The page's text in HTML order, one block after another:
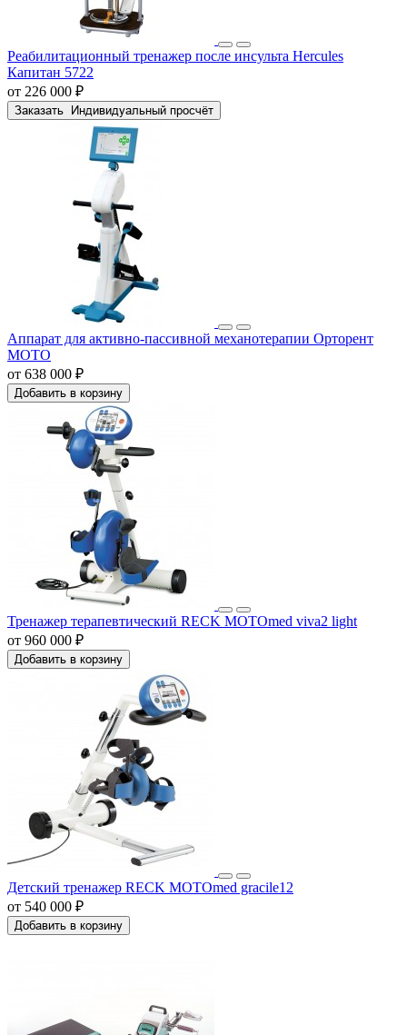
Реабилитационный тренажер после инсульта Hercules
Капитан 5722
от 226 000 ₽
Заказать Индивидуальный просчёт
Аппарат для активно-пассивной механотерапии Орторент
МОТО
от 638 000 ₽
Добавить в корзину
Тренажер терапевтический RECK MOTOmed viva2 light
от 960 000 ₽
Добавить в корзину
Детский тренажер RECK MOTOmed gracile12
от 540 000 ₽
Добавить в корзину